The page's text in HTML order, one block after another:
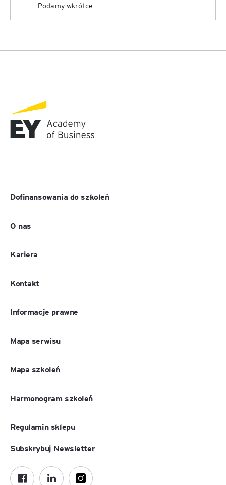
Podamy wkrótce
Dofinansowania do szkoleń
O nas
Kariera
Kontakt
Informacje prawne
Mapa serwisu
Mapa szkoleń
Harmonogram szkoleń
Regulamin sklepu
Subskrybuj Newsletter